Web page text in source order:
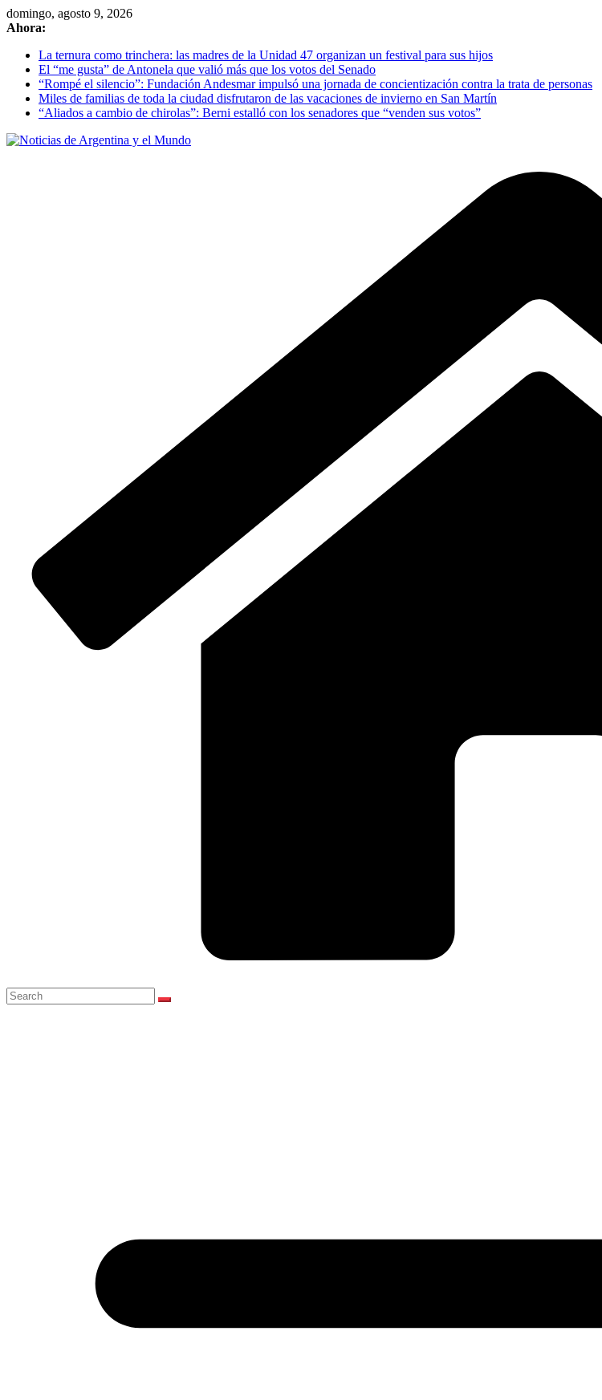
Skip
to
domingo, agosto 9, 2026
Ahora:
La ternura como trinchera: las madres de la Unidad 47 organizan un festival para sus hijos
El “me gusta” de Antonela que valió más que los votos del Senado
“Rompé el silencio”: Fundación Andesmar impulsó una jornada de concientización contra la trata de personas
Miles de familias de toda la ciudad disfrutaron de las vacaciones de invierno en San Martín
“Aliados a cambio de chirolas”: Berni estalló con los senadores que “venden sus votos”